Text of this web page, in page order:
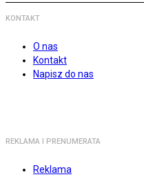
KONTAKT
O nas
Kontakt
Napisz do nas
REKLAMA I PRENUMERATA
Reklama